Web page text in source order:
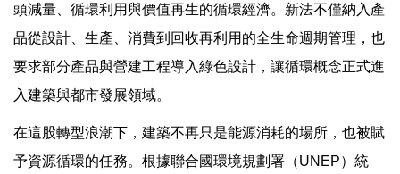
頭減量、循環利用與價值再生的循環經濟。新法不僅納入產
品從設計、生產、消費到回收再利用的全生命週期管理，也
要求部分產品與營建工程導入綠色設計，讓循環概念正式進
入建築與都市發展領域。
在這股轉型浪潮下，建築不再只是能源消耗的場所，也被賦
予資源循環的任務。根據聯合國環境規劃署（UNEP）統